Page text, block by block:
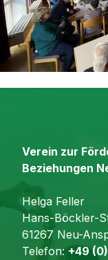
Verein zur
Beziehungen
Helga Feller
Hans-Böckler-
61267 Neu-
Telefon: +49